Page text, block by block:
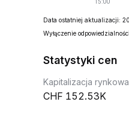
Data ostatniej aktualizacji:
Wyłączenie
Statystyki cen
Kapitalizacja rynkowa
152.53K